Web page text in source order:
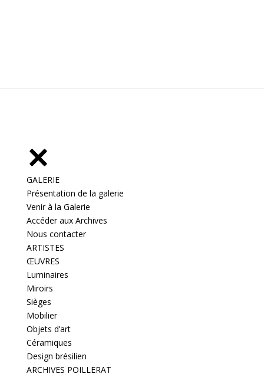
GALERIE
Présentation de la galerie
Venir à la Galerie
Accéder aux Archives
Nous contacter
ARTISTES
ŒUVRES
Luminaires
Miroirs
Sièges
Mobilier
Objets d’art
Céramiques
Design brésilien
ARCHIVES POILLERAT